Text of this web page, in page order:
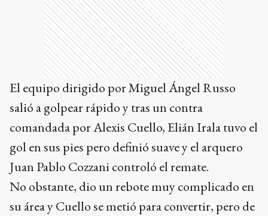
El equipo dirigido por Miguel Ángel Russo
salió a golpear rápido y tras un contra
comandada por Alexis Cuello, Elián Irala tuvo el
gol en sus pies pero definió suave y el arquero
Juan Pablo Cozzani controló el remate.
No obstante, dio un rebote muy complicado en
su área y Cuello se metió para convertir, pero de